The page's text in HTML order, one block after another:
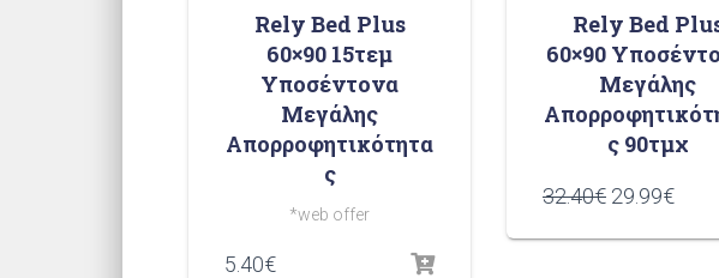
Rely Bed Plus
60×90 15τεμ
Υποσέντονα
Μεγάλης
Απορροφητικότητα
ς
*web offer
5.40€
Rely Bed
60×90
Μεγάλης
ς 90τμχ
32.40€ 29.99€